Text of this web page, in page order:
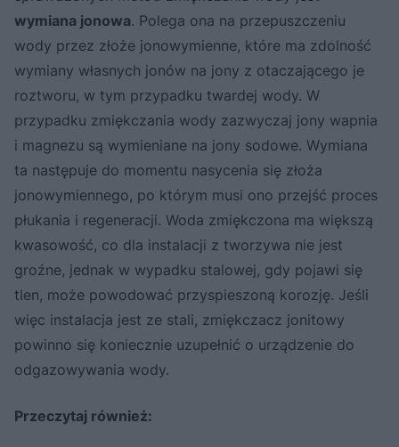
wymiana jonowa. Polega ona na przepuszczeniu
wody przez złoże jonowymienne, które ma zdolność
wymiany własnych jonów na jony z otaczającego je
roztworu, w tym przypadku twardej wody. W
przypadku zmiękczania wody zazwyczaj jony wapnia
i magnezu są wymieniane na jony sodowe. Wymiana
ta następuje do momentu nasycenia się złoża
jonowymiennego, po którym musi ono przejść proces
płukania i regeneracji. Woda zmiękczona ma większą
kwasowość, co dla instalacji z tworzywa nie jest
groźne, jednak w wypadku stalowej, gdy pojawi się
tlen, może powodować przyspieszoną korozję. Jeśli
więc instalacja jest ze stali, zmiękczacz jonitowy
powinno się koniecznie uzupełnić o urządzenie do
odgazowywania wody.
Przeczytaj również: